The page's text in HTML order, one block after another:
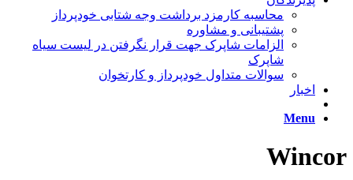
محاسبه کارمزد برداشت وجه شتابی خودپرداز
پشتیبانی و مشاوره
الزامات شاپرک جهت قرار نگرفتن در لیست سیاه
شاپرک
سوالات متداول خودپرداز و کارتخوان
اخبار
Menu
Wincor